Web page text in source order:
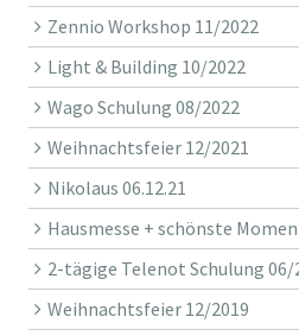
Zennio Workshop 11/2022
Light & Building 10/2022
Wago Schulung 08/2022
Weihnachtsfeier 12/2021
Nikolaus 06.12.21
Hausmesse + schönste
2-tägige Telenot Schulung 06/
Weihnachtsfeier 12/2019